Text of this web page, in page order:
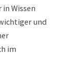
Wissen
und
im